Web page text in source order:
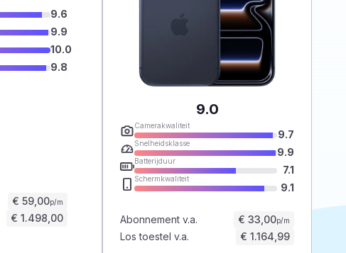
9.6
9.9
10.0
9.8
€ 59,00p/m
€ 1.498,00
9.0
Camerakwaliteit
9.7
Snelheidsklasse
9.9
Batterijduur
7.1
Schermkwaliteit
9.1
Abonnement v.a. € 33,00p/m
Los toestel v.a. € 1.164,99